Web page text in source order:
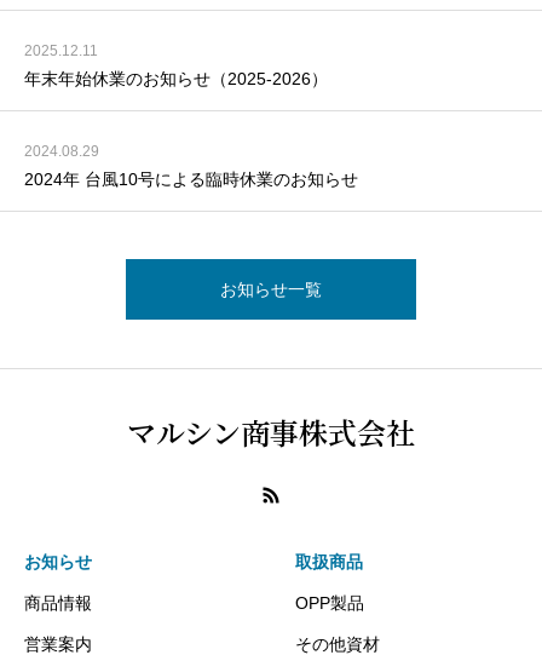
2025.12.11
年末年始休業のお知らせ（2025-2026）
2024.08.29
2024年 台風10号による臨時休業のお知らせ
お知らせ一覧
マルシン商事株式会社
お知らせ
商品情報
営業案内
取扱商品
OPP製品
その他資材